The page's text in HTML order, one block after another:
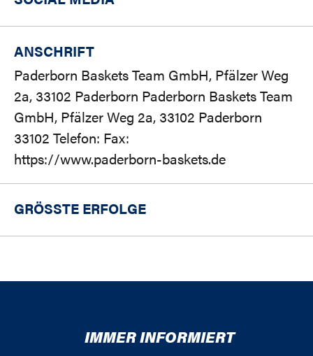
ANSCHRIFT
Paderborn Baskets Team GmbH, Pfälzer Weg
2a, 33102 Paderborn Paderborn Baskets Team
GmbH, Pfälzer Weg 2a, 33102 Paderborn
33102 Telefon: Fax:
https://www.paderborn-baskets.de
GRÖSSTE ERFOLGE
IMMER INFORMIERT